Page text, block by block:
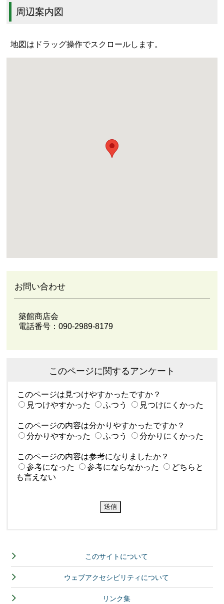
周辺案内図
地図はドラッグ操作でスクロールします。
お問い合わせ
築館商店会
電話番号：090-2989-8179
このページに関するアンケート
このページは見つけやすかったですか？
見つけやすかった
ふつう 見つけにくかった
このページの内容は分かりやすかったですか？
分かりやすかった
ふつう 分かりにくかった
このページの内容は参考になりましたか？
参考になった
参考にならなかった
どちらと
も言えない
このサイトについて
ウェブアクセシビリティについて
リンク集